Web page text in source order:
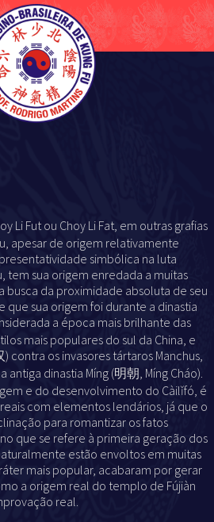
Li Fut ou Choy Li Fat, em outras grafias
apesar de origem relativamente
simbólica na luta
tem sua origem enredada a muitas
busca da proximidade absoluta de seu
que sua origem foi durante a dinastia
a época mais brilhante das
mais populares do sul da China, e
contra os invasores tártaros Manchus,
dinastia Míng (明朝, Míng Cháo).
e do desenvolvimento do Càilǐfó, é
com elementos lendários, já que o
para romantizar os fatos
que se refere à primeira geração dos
estão envoltos em muitas
mais popular, acabaram por gerar
a origem real do templo de Fújiàn
real.